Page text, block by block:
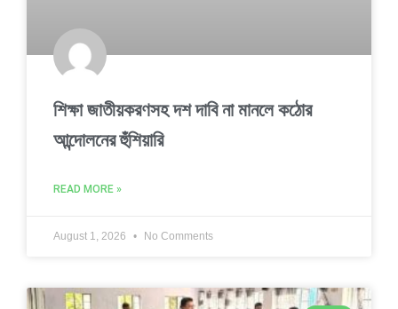
শিক্ষা জাতীয়করণসহ দশ দাবি না মানলে কঠোর
আন্দোলনের হুঁশিয়ারি
READ MORE »
August 1, 2026 No Comments